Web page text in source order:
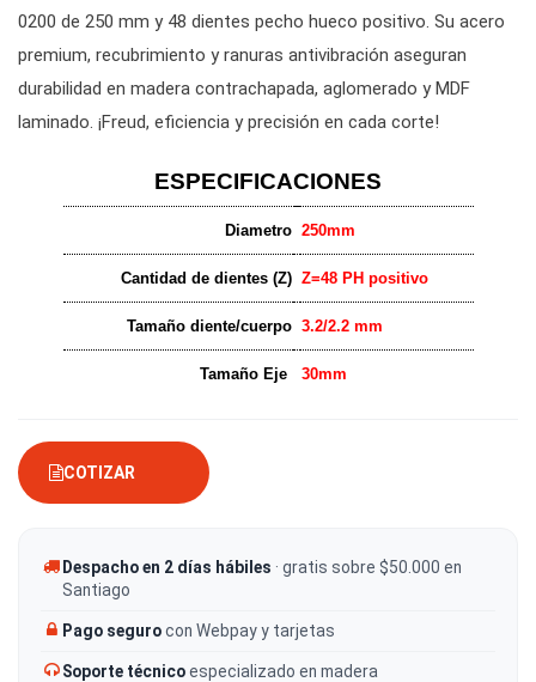
0200 de 250 mm y 48 dientes pecho hueco positivo. Su acero
premium, recubrimiento y ranuras antivibración aseguran
durabilidad en madera contrachapada, aglomerado y MDF
laminado. ¡Freud, eficiencia y precisión en cada corte!
ESPECIFICACIONES
Diametro 250mm
Cantidad de dientes (Z) Z=48 PH positivo
Tamaño diente/cuerpo 3.2/2.2 mm
Tamaño Eje 30mm
COTIZAR
Despacho en 2 días hábiles · gratis sobre $50.000 en
Santiago
Pago segurocon Webpay y tarjetas
Soporte técnicoespecializado en madera